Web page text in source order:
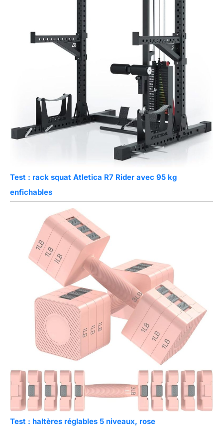
Test : rack squat Atletica R7 Rider avec 95 kg
enfichables
Test : haltères réglables 5 niveaux, rose